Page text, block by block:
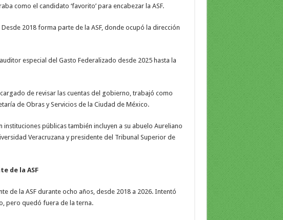
como el candidato ‘favorito’ para encabezar la ASF.
2018 forma parte de la ASF, donde ocupó la dirección
especial del Gasto Federalizado desde 2025 hasta la
de revisar las cuentas del gobierno, trabajó como
de Obras y Servicios de la Ciudad de México.
instituciones públicas también incluyen a su abuelo Aureliano
Veracruzana y presidente del Tribunal Superior de
de la ASF
de la ASF durante ocho años, desde 2018 a 2026. Intentó
pero quedó fuera de la terna.